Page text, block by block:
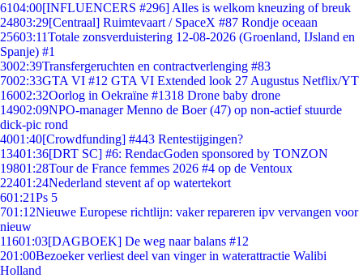
6104:00[INFLUENCERS #296] Alles is welkom kneuzing of breuk
24803:29[Centraal] Ruimtevaart / SpaceX #87 Rondje oceaan
25603:11Totale zonsverduistering 12-08-2026 (Groenland, IJsland en
Spanje) #1
3002:39Transfergeruchten en contractverlenging #83
7002:33GTA VI #12 GTA VI Extended look 27 Augustus Netflix/YT
16002:32Oorlog in Oekraïne #1318 Drone baby drone
14902:09NPO-manager Menno de Boer (47) op non-actief stuurde
dick-pic rond
4001:40[Crowdfunding] #443 Rentestijgingen?
13401:36[DRT SC] #6: RendacGoden sponsored by TONZON
19801:28Tour de France femmes 2026 #4 op de Ventoux
22401:24Nederland stevent af op watertekort
601:21Ps 5
701:12Nieuwe Europese richtlijn: vaker repareren ipv vervangen voor
nieuw
11601:03[DAGBOEK] De weg naar balans #12
201:00Bezoeker verliest deel van vinger in waterattractie Walibi
Holland